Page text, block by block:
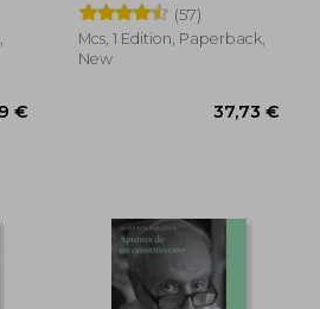
(57)
Mcs, 1 Edition, Paperback,
New